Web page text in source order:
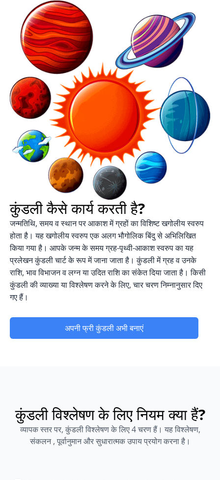
कुंडली कैसे कार्य करती है?
जन्मतिथि, समय व स्थान पर आकाश में ग्रहों का विशिष्ट खगोलीय स्वरुप
होता है। यह खगोलीय स्वरुप एक अलग भौगोलिक बिंदु से अभिलिखित
किया गया है। आपके जन्म के समय ग्रह-पृथ्वी-आकाश स्वरुप का यह
प्रलेखन कुंडली चार्ट के रूप में जाना जाता है। कुंडली में ग्रह व उनके
राशि, भाव विभाजन व लग्न या उदित राशि का संकेत दिया जाता है। किसी
कुंडली की व्याख्या या विश्लेषण करने के लिए, चार चरण निम्नानुसार दिए
गए हैं।
अपनी फ्री कुंडली अभी बनाएं
कुंडली विश्लेषण के लिए नियम क्या हैं?
व्यापक स्तर पर, कुंडली विश्लेषण के लिए 4 चरण हैं। यह विश्लेषण,
संकलन , पूर्वानुमान और सुधारात्मक उपाय प्रयोग करना है।